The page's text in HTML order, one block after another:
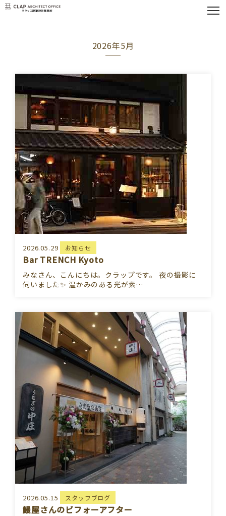
2026年5月
2026.05.29 お知らせ
Bar TRENCH Kyoto
みなさん、こんにちは。クラップです。 夜の撮影に
伺いました✨ 温かみのある光が素…
2026.05.15 スタッフブログ
鰻屋さんのビフォーアフター